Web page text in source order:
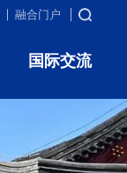
融合门户
国际交流